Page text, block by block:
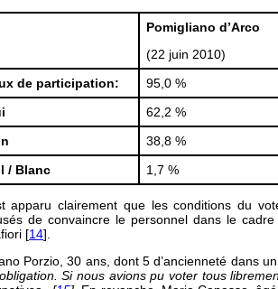
Pomigliano d’Arco
(22 juin 2010)
de participation:
95,0 %
62,2 %
38,8 %
/ Blanc
1,7 %
apparu clairement que les conditions du
de convaincre le personnel dans le
[14].
Porzio, 30 ans, dont 5 d’ancienneté dans
Si nous avions pu voter tous